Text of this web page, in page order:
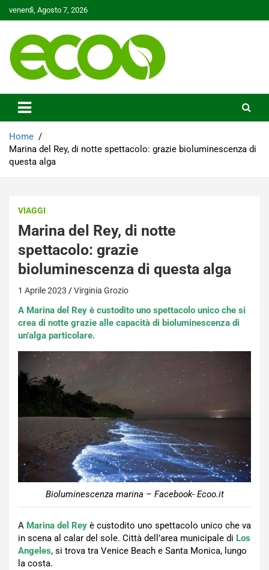
to
venerdì, Agosto 7, 2026
Ecoo.it
Home
Marina del Rey, di notte spettacolo: grazie bioluminescenza di
questa alga
VIAGGI
Marina del Rey, di notte
spettacolo: grazie
bioluminescenza di questa alga
1 Aprile 2023 Virginia Grozio
A Marina del Rey è custodito uno spettacolo unico che si
crea di notte grazie alle capacità di bioluminescenza di
un’alga particolare.
Bioluminescenza marina – Facebook- Ecoo.it
A Marina del Rey è custodito uno spettacolo unico che va
in scena al calar del sole. Città dell’area municipale di Los
Angeles, si trova tra Venice Beach e Santa Monica, lungo
la costa.